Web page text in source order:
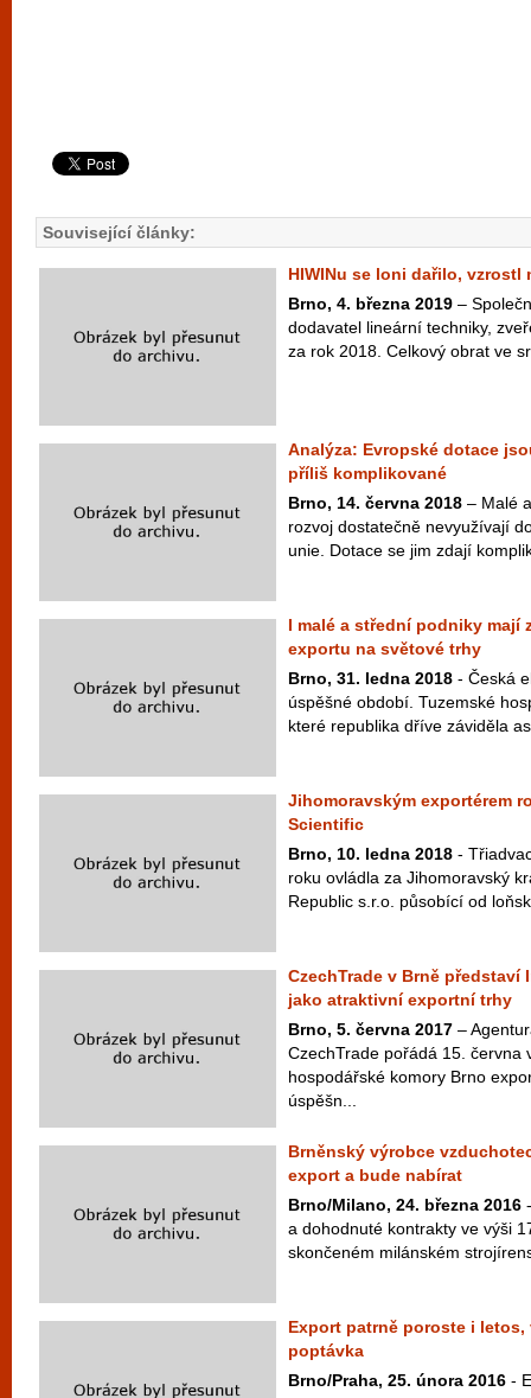
Související články:
HIWINu se loni dařilo, vzrostl
Brno, 4. března 2019 –
dodavatel lineární techniky,
za rok 2018. Celkový obrat ve
Analýza: Evropské dotace
příliš komplikované
Brno, 14. června 2018 – Malé
rozvoj dostatečně nevyužívají
unie. Dotace se jim zdají
I malé a střední podniky mají
exportu na světové trhy
Brno, 31. ledna 2018 - Česká
úspěšné období. Tuzemské
které republika dříve záviděla
Jihomoravským exportérem
Scientific
Brno, 10. ledna 2018 -
roku ovládla za Jihomoravský
Republic s.r.o. působící od
CzechTrade v Brně
jako atraktivní exportní trhy
Brno, 5. června 2017 –
CzechTrade pořádá 15. června
hospodářské komory Brno
úspěšn...
Brněnský výrobce
export a bude nabírat
Brno/Milano, 24. března 2016
a dohodnuté kontrakty ve výši
skončeném milánském
Export patrně poroste i letos,
poptávka
Brno/Praha, 25. února 2016 -